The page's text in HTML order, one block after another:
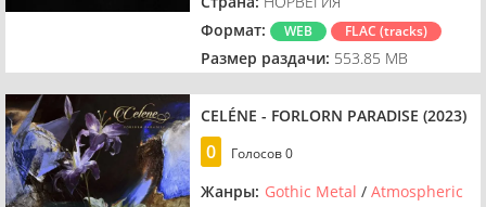
Формат:
WEB FLAC (tracks)
Размер раздачи: 553.85 MB
CELÉNE - FORLORN PARADISE (2023)
0 Голосов0
Жанры: Gothic Metal / Atmospheric